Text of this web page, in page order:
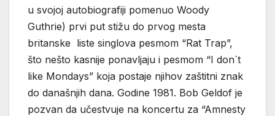
u svojoj autobiografiji pomenuo Woody
Guthrie) prvi put stižu do prvog mesta
britanske liste singlova pesmom “Rat Trap”,
što nešto kasnije ponavljaju i pesmom “I don`t
like Mondays” koja postaje njihov zaštitni znak
do današnjih dana. Godine 1981. Bob Geldof je
pozvan da učestvuje na koncertu za “Amnesty